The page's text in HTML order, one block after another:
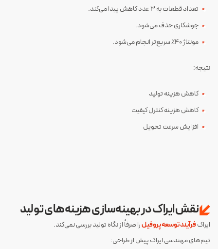
تعداد قطعات به ۳ عدد کاهش پیدا می‌کند.
جوشکاری حذف می‌شود.
مونتاژ ۴۰٪ سریع‌تر انجام می‌شود.
نتیجه:
کاهش هزینه تولید
کاهش هزینه کنترل کیفیت
افزایش سرعت تحویل
نقش ایراک در بهینه‌سازی هزینه‌های تولید
ایراکفرآیند توسعه پروفیلرا صرفاً از نگاه تولید بررسی نمی‌کند.
تیم‌های مهندسی ایراک پیش از طراحی: